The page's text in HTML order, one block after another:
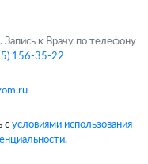
к Врачу по телефону
156-35-22
с условиями использования
.